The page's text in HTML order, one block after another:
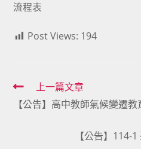
流程表
Post Views: 194
Read
more
上一篇文章
【公告】高中教師氣候變遷
【公告】114-